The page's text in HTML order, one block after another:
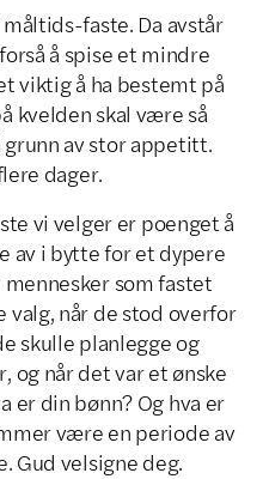
faste. Da avstår
å spise et mindre
viktig å ha bestemt på
kvelden skal være så
grunn av stor appetitt.
dager.
vi velger er poenget å
av i bytte for et dypere
som fastet
valg, når de stod overfor
skulle planlegge og
og når det var et ønske
er din bønn? Og hva er
være en periode av
Gud velsigne deg.